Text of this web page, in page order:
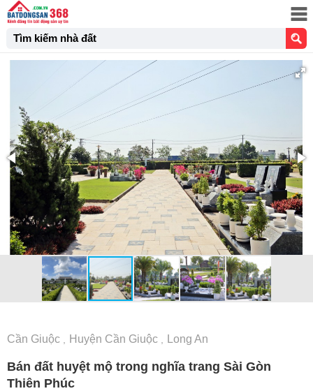
Tìm kiếm nhà đất
Cần Giuộc Huyện Cần Giuộc Long An
Bán đất huyệt mộ trong nghĩa trang Sài Gòn
Thiên Phúc